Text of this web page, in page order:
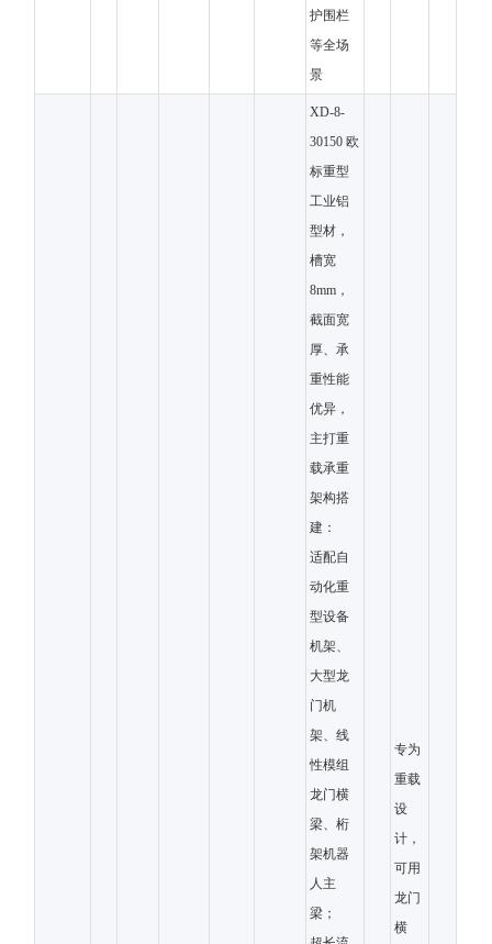
护围栏
等全场
景
XD-8-
30150 欧
标重型
工业铝
型材，
槽宽
8mm，
截面宽
厚、承
重性能
优异，
主打重
载承重
架构搭
建：
适配自
动化重
型设备
机架、
大型龙
门机
架、线
性模组
龙门横
梁、桁
架机器
人主
梁；
专为
重载
设
计，
可用
龙门
横